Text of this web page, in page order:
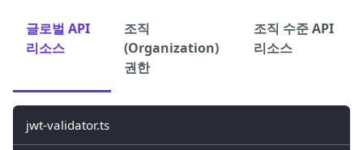
글로벌 API
리소스
조직
(Organization)
권한
조직 수준 API
리소스
jwt-validator.ts